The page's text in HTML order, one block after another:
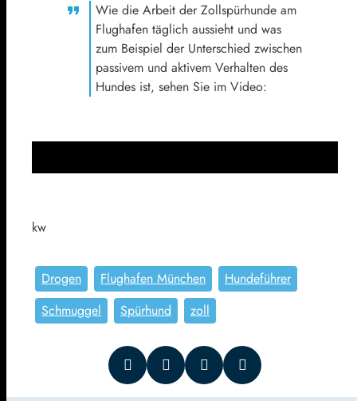
Wie die Arbeit der Zollspürhunde am
Flughafen täglich aussieht und was
zum Beispiel der Unterschied zwischen
passivem und aktivem Verhalten des
Hundes ist, sehen Sie im Video:
kw
Drogen Flughafen München
Hundeführer
Schmuggel
Spürhund zoll